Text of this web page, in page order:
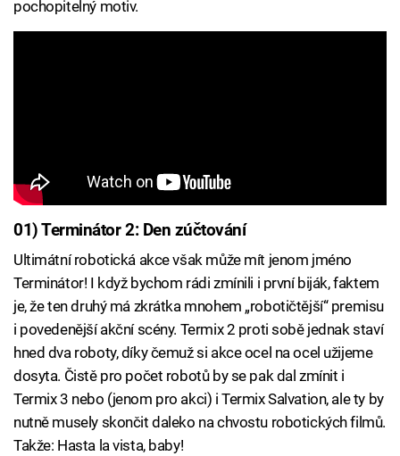
pochopitelný motiv.
01) Terminátor 2: Den zúčtování
Ultimátní robotická akce však může mít jenom jméno
Terminátor! I když bychom rádi zmínili i první biják, faktem
je, že ten druhý má zkrátka mnohem „robotičtější“ premisu
i povedenější akční scény. Termix 2 proti sobě jednak staví
hned dva roboty, díky čemuž si akce ocel na ocel užijeme
dosyta. Čistě pro počet robotů by se pak dal zmínit i
Termix 3 nebo (jenom pro akci) i Termix Salvation, ale ty by
nutně musely skončit daleko na chvostu robotických filmů.
Takže: Hasta la vista, baby!